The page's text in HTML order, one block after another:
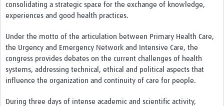
consolidating a strategic space for the exchange of knowledge,
experiences and good health practices.
Under the motto of the articulation between Primary Health Care,
the Urgency and Emergency Network and Intensive Care, the
congress provides debates on the current challenges of health
systems, addressing technical, ethical and political aspects that
influence the organization and continuity of care for people.
During three days of intense academic and scientific activity,